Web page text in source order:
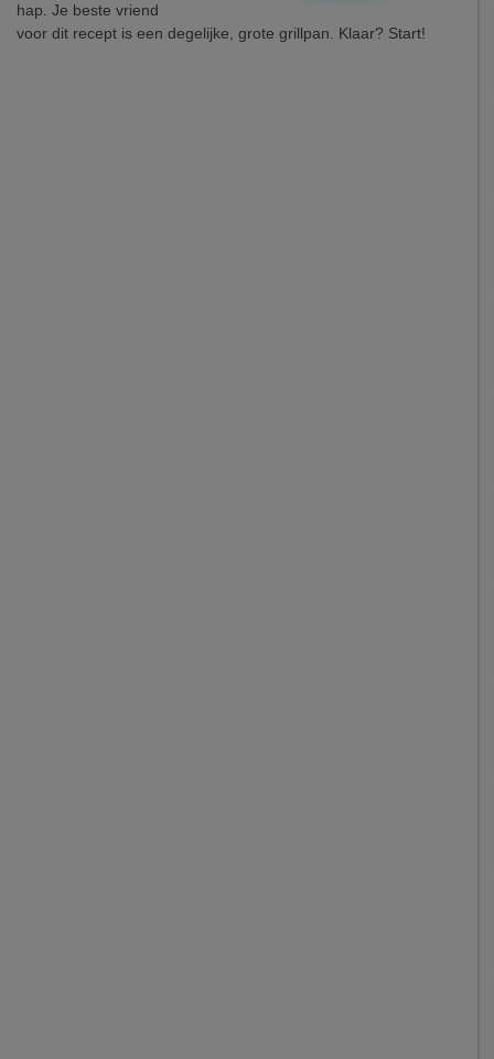
hap. Je beste vriend
voor dit recept is een degelijke, grote grillpan. Klaar? Start!